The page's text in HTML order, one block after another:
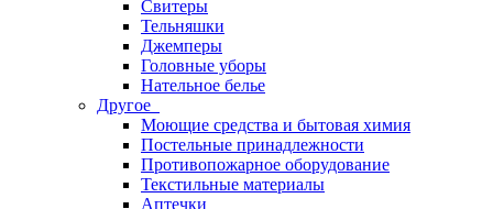
Свитеры
Тельняшки
Джемперы
Головные уборы
Нательное белье
Другое
Моющие средства и бытовая химия
Постельные принадлежности
Противопожарное оборудование
Текстильные материалы
Аптечки